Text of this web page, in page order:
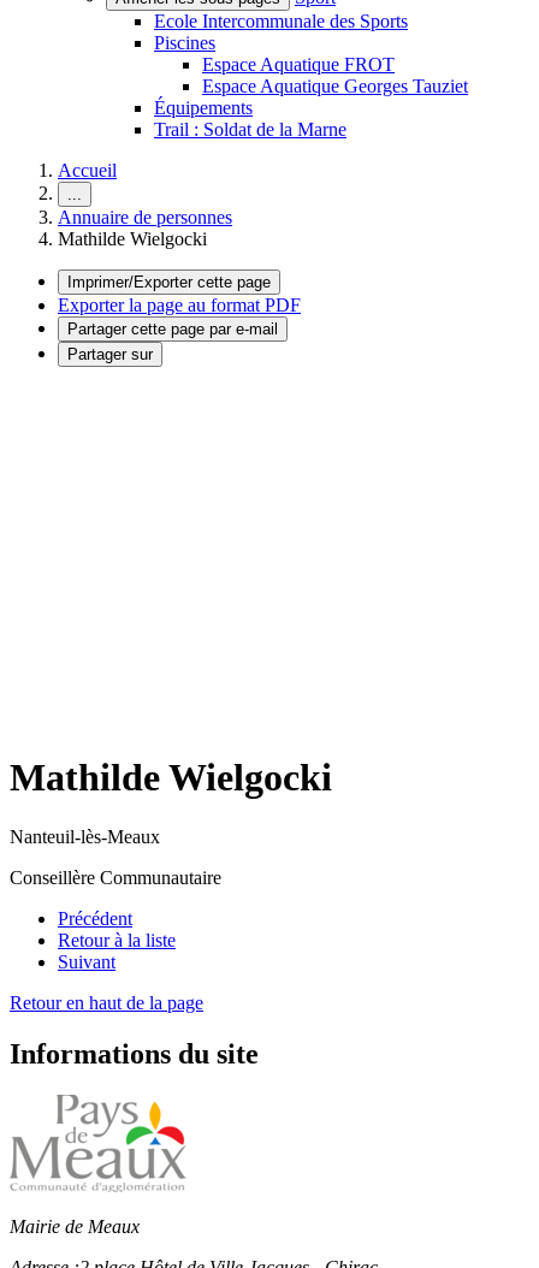
Ecole Intercommunale des Sports
Piscines
Espace Aquatique FROT
Espace Aquatique Georges Tauziet
Équipements
Trail : Soldat de la Marne
Accueil
...
Annuaire de personnes
Mathilde Wielgocki
Imprimer/Exporter cette page
Exporter la page au format PDF
Partager cette page par e-mail
Partager sur
Mathilde Wielgocki
Nanteuil-lès-Meaux
Conseillère Communautaire
Précédent
Retour à la liste
Suivant
Retour en haut de la page
Informations du site
Mairie de Meaux